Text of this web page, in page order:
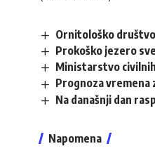
Ornitološko
Prokoško jezero
Ministarstvo
Prognoza vremena
Na današnji dan
Napomena